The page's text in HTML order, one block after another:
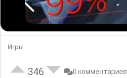
Игры
346 0 комментариев